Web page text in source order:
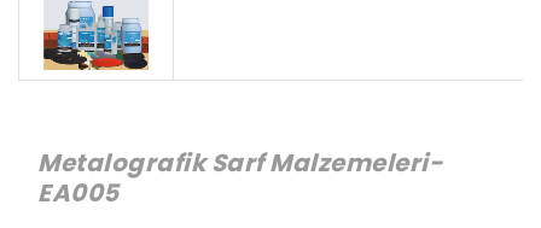
Metalografik Sarf Malzemeleri-
EA005